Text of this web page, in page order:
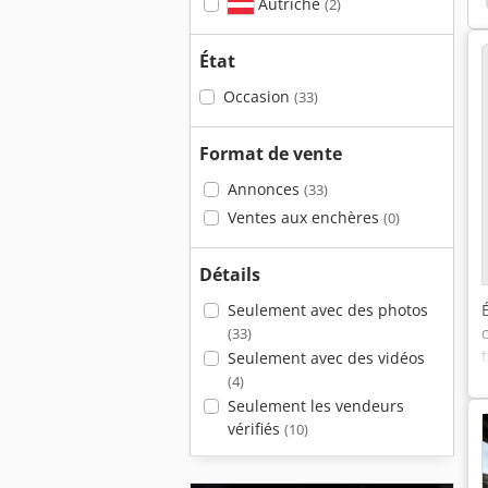
(2)
État
Occasion (33)
Format de vente
Annonces (33)
Ventes aux enchères (0)
Détails
Seulement avec des photos
(33)
Seulement avec des vidéos
(4)
Seulement les vendeurs
vérifiés (10)